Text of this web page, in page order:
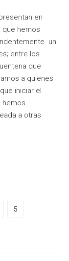
en
hemos
un
entre los
que
a quienes
iniciar el
hemos
a otras
5